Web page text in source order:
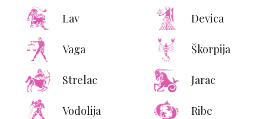
Lav Devica
Vaga Škorpija
Strelac Jarac
Vodolija Ribe